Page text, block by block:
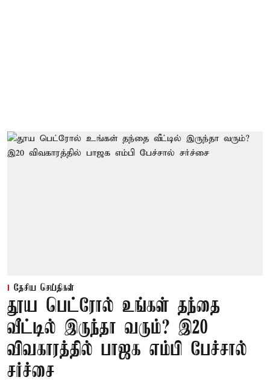
தேசிய செய்திகள்
தூய பெட்ரோல் உங்கள் தந்தை
வீட்டில் இருந்தா வரும்? இ20
விவகாரத்தில் பாஜக எம்பி பேச்சால்
சர்ச்சை